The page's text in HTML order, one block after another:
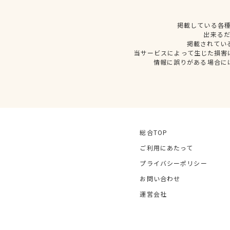
掲載している各
出来る
掲載されてい
当サービスによって生じた損
情報に誤りがある場合
総合TOP
ご利用にあたって
プライバシーポリシー
お問い合わせ
運営会社